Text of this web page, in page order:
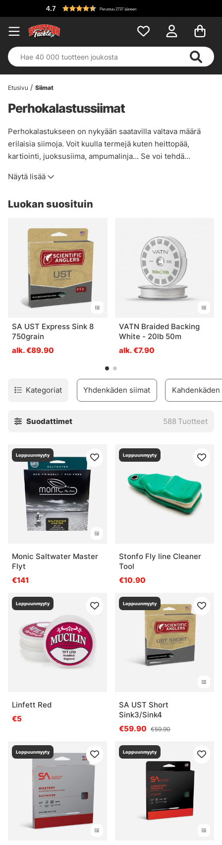
Perustuu 2737 ääneen
Etusivu Siimat
Perhokalastussiimat
Perhokalastukseen on nykyään saatavilla valtava määrä
erilaisia siimoja. Voit kuulla termejä kuten heittopää,
kartiointi, juoksusiima, ampumalinja... Se voi tehdä
siiman vaihtamisesta melkoisen hämmentävää. Meillä
perhokalastuksesta – tiedämme, mikä toimii eri tilanteissa
pääsee nopeasti jyvälle, ja autamme sinua myös
mielellämme kaikessa, olitpa sitten vannoutunut
perhokalastaja, joka etsii jotain tiettyä tuotetta, tai haluat
päästä alkuun perhokalastuksessa. Et tule katumaan!
Näytä lisää
Luokan suosituin
SA UST Express Sink 8
750grain
alk. €89.90
VATN Braided Backing
White - 20lb 50m
alk. €7.90
Kategoriat Yhdenkäden siimat
Suodattimet 588 Tuotteet
Loppuunmyyty
Monic Saltwater Master
Flyt
€141
Loppuunmyyty
Stonfo Fly line Cleaner
Tool
€10.90
Loppuunmyyty
Linfett Red
€5
Loppuunmyyty
SA UST Short
Sink3/Sink4
€59.90 €59.90
Loppuunmyyty Loppuunmyyty